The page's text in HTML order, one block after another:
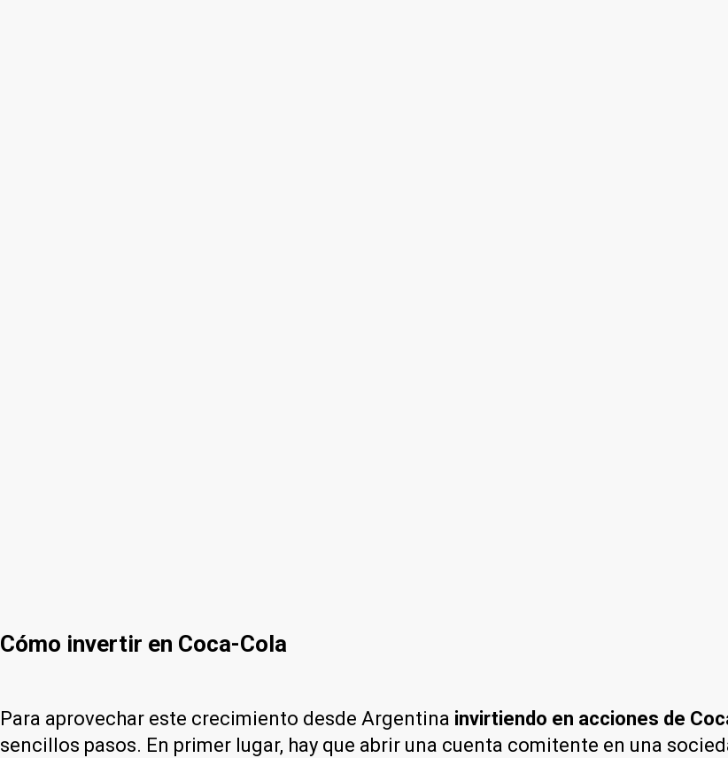
Cómo invertir en Coca-Cola
Para aprovechar este crecimiento desde Argentina invirtiendo en acciones de
sencillos pasos. En primer lugar, hay que abrir una cuenta comitente en una